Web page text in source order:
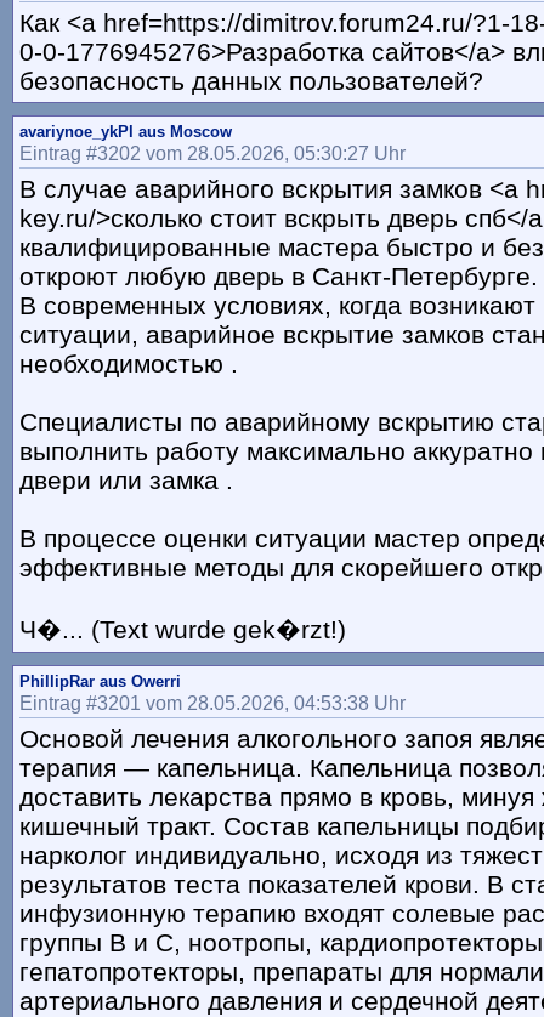
Как <a href=https://dimitrov.forum24.ru/?1-
0-0-1776945276>Разработка сайтов</a>
безопасность данных пользователей?
avariynoe_ykPl aus Moscow
Eintrag #3202 vom 28.05.2026, 05:30:27 Uhr
В случае аварийного вскрытия замков <a
key.ru/>сколько стоит вскрыть дверь
квалифицированные мастера быстро и
откроют любую дверь в Санкт-Петербурге.
В современных условиях, когда
ситуации, аварийное вскрытие замков
необходимостью .
Специалисты по аварийному вскрытию
выполнить работу максимально
двери или замка .
В процессе оценки ситуации мастер
эффективные методы для скорейшего
Ч�... (Text wurde gek�rzt!)
PhillipRar aus Owerri
Eintrag #3201 vom 28.05.2026, 04:53:38 Uhr
Основой лечения алкогольного запоя
терапия — капельница. Капельница
доставить лекарства прямо в кровь,
кишечный тракт. Состав капельницы
нарколог индивидуально, исходя из
результатов теста показателей крови. В
инфузионную терапию входят солевые
группы B и C, ноотропы,
гепатопротекторы, препараты для
артериального давления и сердечной